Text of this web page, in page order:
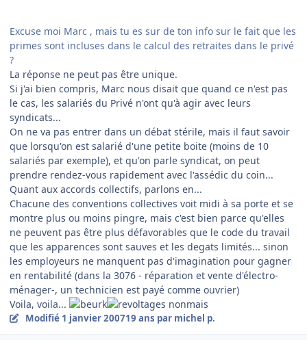
Excuse moi Marc , mais tu es sur de ton info sur le fait que les
primes sont incluses dans le calcul des retraites dans le privé
?
La réponse ne peut pas être unique.
Si j'ai bien compris, Marc nous disait que quand ce n'est pas
le cas, les salariés du Privé n'ont qu'à agir avec leurs
syndicats...
On ne va pas entrer dans un débat stérile, mais il faut savoir
que lorsqu'on est salarié d'une petite boite (moins de 10
salariés par exemple), et qu'on parle syndicat, on peut
prendre rendez-vous rapidement avec l'assédic du coin...
Quant aux accords collectifs, parlons en...
Chacune des conventions collectives voit midi à sa porte et se
montre plus ou moins pingre, mais c'est bien parce qu'elles
ne peuvent pas être plus défavorables que le code du travail
que les apparences sont sauves et les degats limités... sinon
les employeurs ne manquent pas d'imagination pour gagner
en rentabilité (dans la 3076 - réparation et vente d'électro-
ménager-, un technicien est payé comme ouvrier)
Voila, voila...
nonmais
Modifié 1 janvier 200719 ans par michel p.